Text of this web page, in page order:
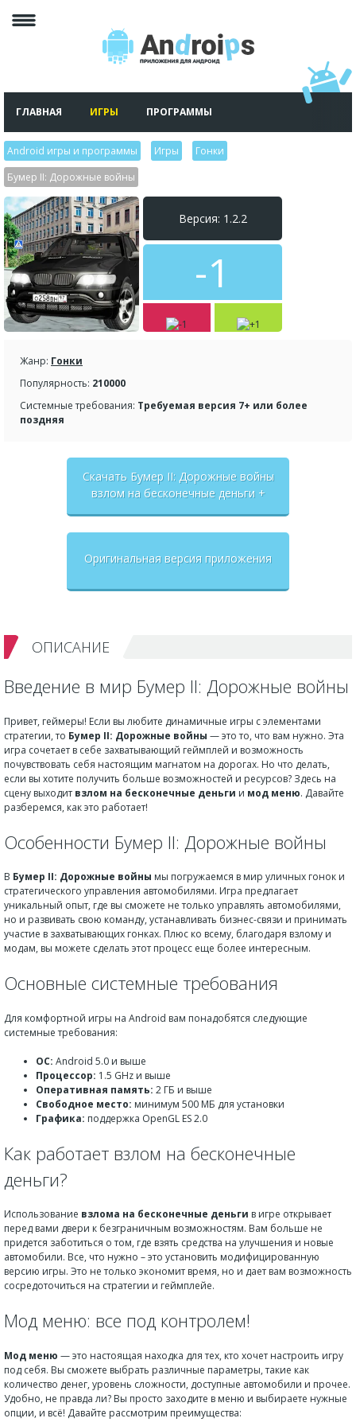
ГЛАВНАЯ ИГРЫ ПРОГРАММЫ
Android игры и программы Игры Гонки
Бумер II: Дорожные войны
Версия: 1.2.2
-1
Жанр: Гонки
Популярность: 210000
Системные требования: Требуемая версия 7+ или более
поздняя
Скачать Бумер II: Дорожные войны
взлом на бесконечные деньги +
Оригинальная версия приложения
ОПИСАНИЕ
Введение в мир Бумер II: Дорожные войны
Привет, геймеры! Если вы любите динамичные игры с элементами
стратегии, то Бумер II: Дорожные войны — это то, что вам нужно. Эта
игра сочетает в себе захватывающий геймплей и возможность
почувствовать себя настоящим магнатом на дорогах. Но что делать,
если вы хотите получить больше возможностей и ресурсов? Здесь на
сцену выходит взлом на бесконечные деньги и мод меню. Давайте
разберемся, как это работает!
Особенности Бумер II: Дорожные войны
В Бумер II: Дорожные войны мы погружаемся в мир уличных гонок и
стратегического управления автомобилями. Игра предлагает
уникальный опыт, где вы сможете не только управлять автомобилями,
но и развивать свою команду, устанавливать бизнес-связи и принимать
участие в захватывающих гонках. Плюс ко всему, благодаря взлому и
модам, вы можете сделать этот процесс еще более интересным.
Основные системные требования
Для комфортной игры на Android вам понадобятся следующие
системные требования:
ОС: Android 5.0 и выше
Процессор: 1.5 GHz и выше
Оперативная память: 2 ГБ и выше
Свободное место: минимум 500 МБ для установки
Графика: поддержка OpenGL ES 2.0
Как работает взлом на бесконечные
деньги?
Использование взлома на бесконечные деньги в игре открывает
перед вами двери к безграничным возможностям. Вам больше не
придется заботиться о том, где взять средства на улучшения и новые
автомобили. Все, что нужно – это установить модифицированную
версию игры. Это не только экономит время, но и дает вам возможность
сосредоточиться на стратегии и геймплейе.
Мод меню: все под контролем!
Мод меню — это настоящая находка для тех, кто хочет настроить игру
под себя. Вы сможете выбрать различные параметры, такие как
количество денег, уровень сложности, доступные автомобили и прочее.
Удобно, не правда ли? Вы просто заходите в меню и выбираете нужные
опции, и всё! Давайте рассмотрим преимущества: